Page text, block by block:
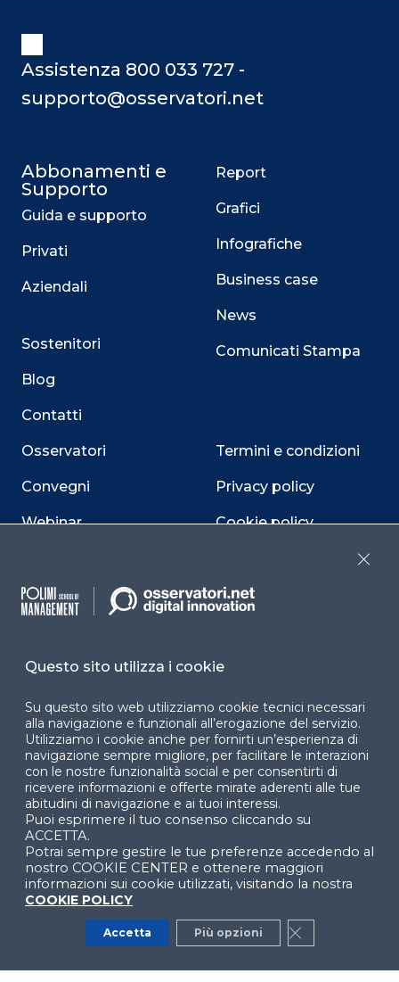
Assistenza 800 033 727 -
supporto@osservatori.net
Abbonamenti e
Supporto
Guida e supporto
Privati
Aziendali
Sostenitori
Blog
Contatti
Osservatori
Convegni
Webinar
Report
Grafici
Infografiche
Business case
News
Comunicati Stampa
Termini e condizioni
Privacy policy
Cookie policy
Dichiarazione di
accessibilità
Facebook LinkedIn
YouTube X
© 2024 Copyright © Politecnico di Milano Dipartimento
di Ingegneria Gestionale
Questo sito utilizza i cookie
Su questo sito web utilizziamo cookie tecnici necessari
alla navigazione e funzionali all’erogazione del servizio.
Utilizziamo i cookie anche per fornirti un’esperienza di
navigazione sempre migliore, per facilitare le interazioni
con le nostre funzionalità social e per consentirti di
ricevere informazioni e offerte mirate aderenti alle tue
abitudini di navigazione e ai tuoi interessi.
Puoi esprimere il tuo consenso cliccando su
ACCETTA.
Potrai sempre gestire le tue preferenze accedendo al
nostro COOKIE CENTER e ottenere maggiori
informazioni sui cookie utilizzati, visitando la nostra
COOKIE POLICY
Accetta Più opzioni Close GDPR